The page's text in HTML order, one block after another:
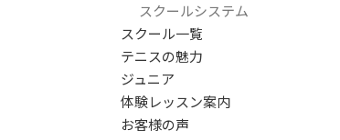
スクールシステム
スクール一覧
テニスの魅力
ジュニア
体験レッスン案内
お客様の声